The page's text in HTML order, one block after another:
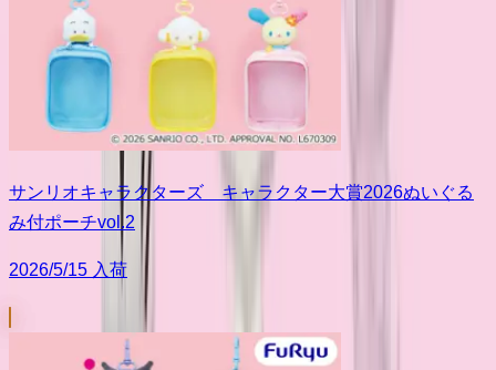
サンリオキャラクターズ キャラクター大賞2026ぬいぐる
み付ポーチvol.2
2026/5/15 入荷